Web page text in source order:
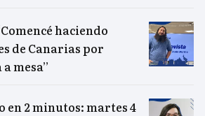
haciendo
de Canarias por
mesa”
en 2 minutos: martes 4